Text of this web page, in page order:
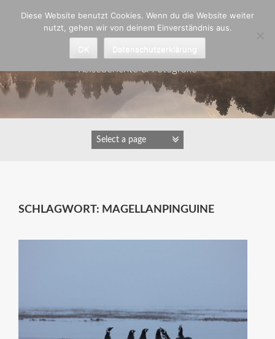
Astrid Padberg
Reiseberichte & Fotografie
SCHLAGWORT: MAGELLANPINGUINE
Diese Website benutzt Cookies. Wenn du die Website weiter
nutzt, gehen wir von deinem Einverständnis aus.